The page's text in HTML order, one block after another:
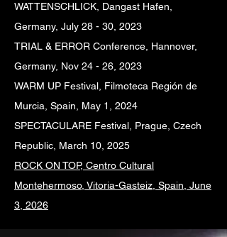
WATTENSCHLICK, Dangast Hafen,
Germany, July 28 - 30, 2023
TRIAL & ERROR Conference, Hannover,
Germany, Nov 24 - 26, 2023
WARM UP Festival, Filmoteca Región de
Murcia, Spain, May 1, 2024
SPECTACULARE Festival, Prague, Czech
Republic, March 10, 2025
ROCK ON TOP, Centro Cultural
Montehermoso, Vitoria-Gasteiz, Spain, June
3, 2026